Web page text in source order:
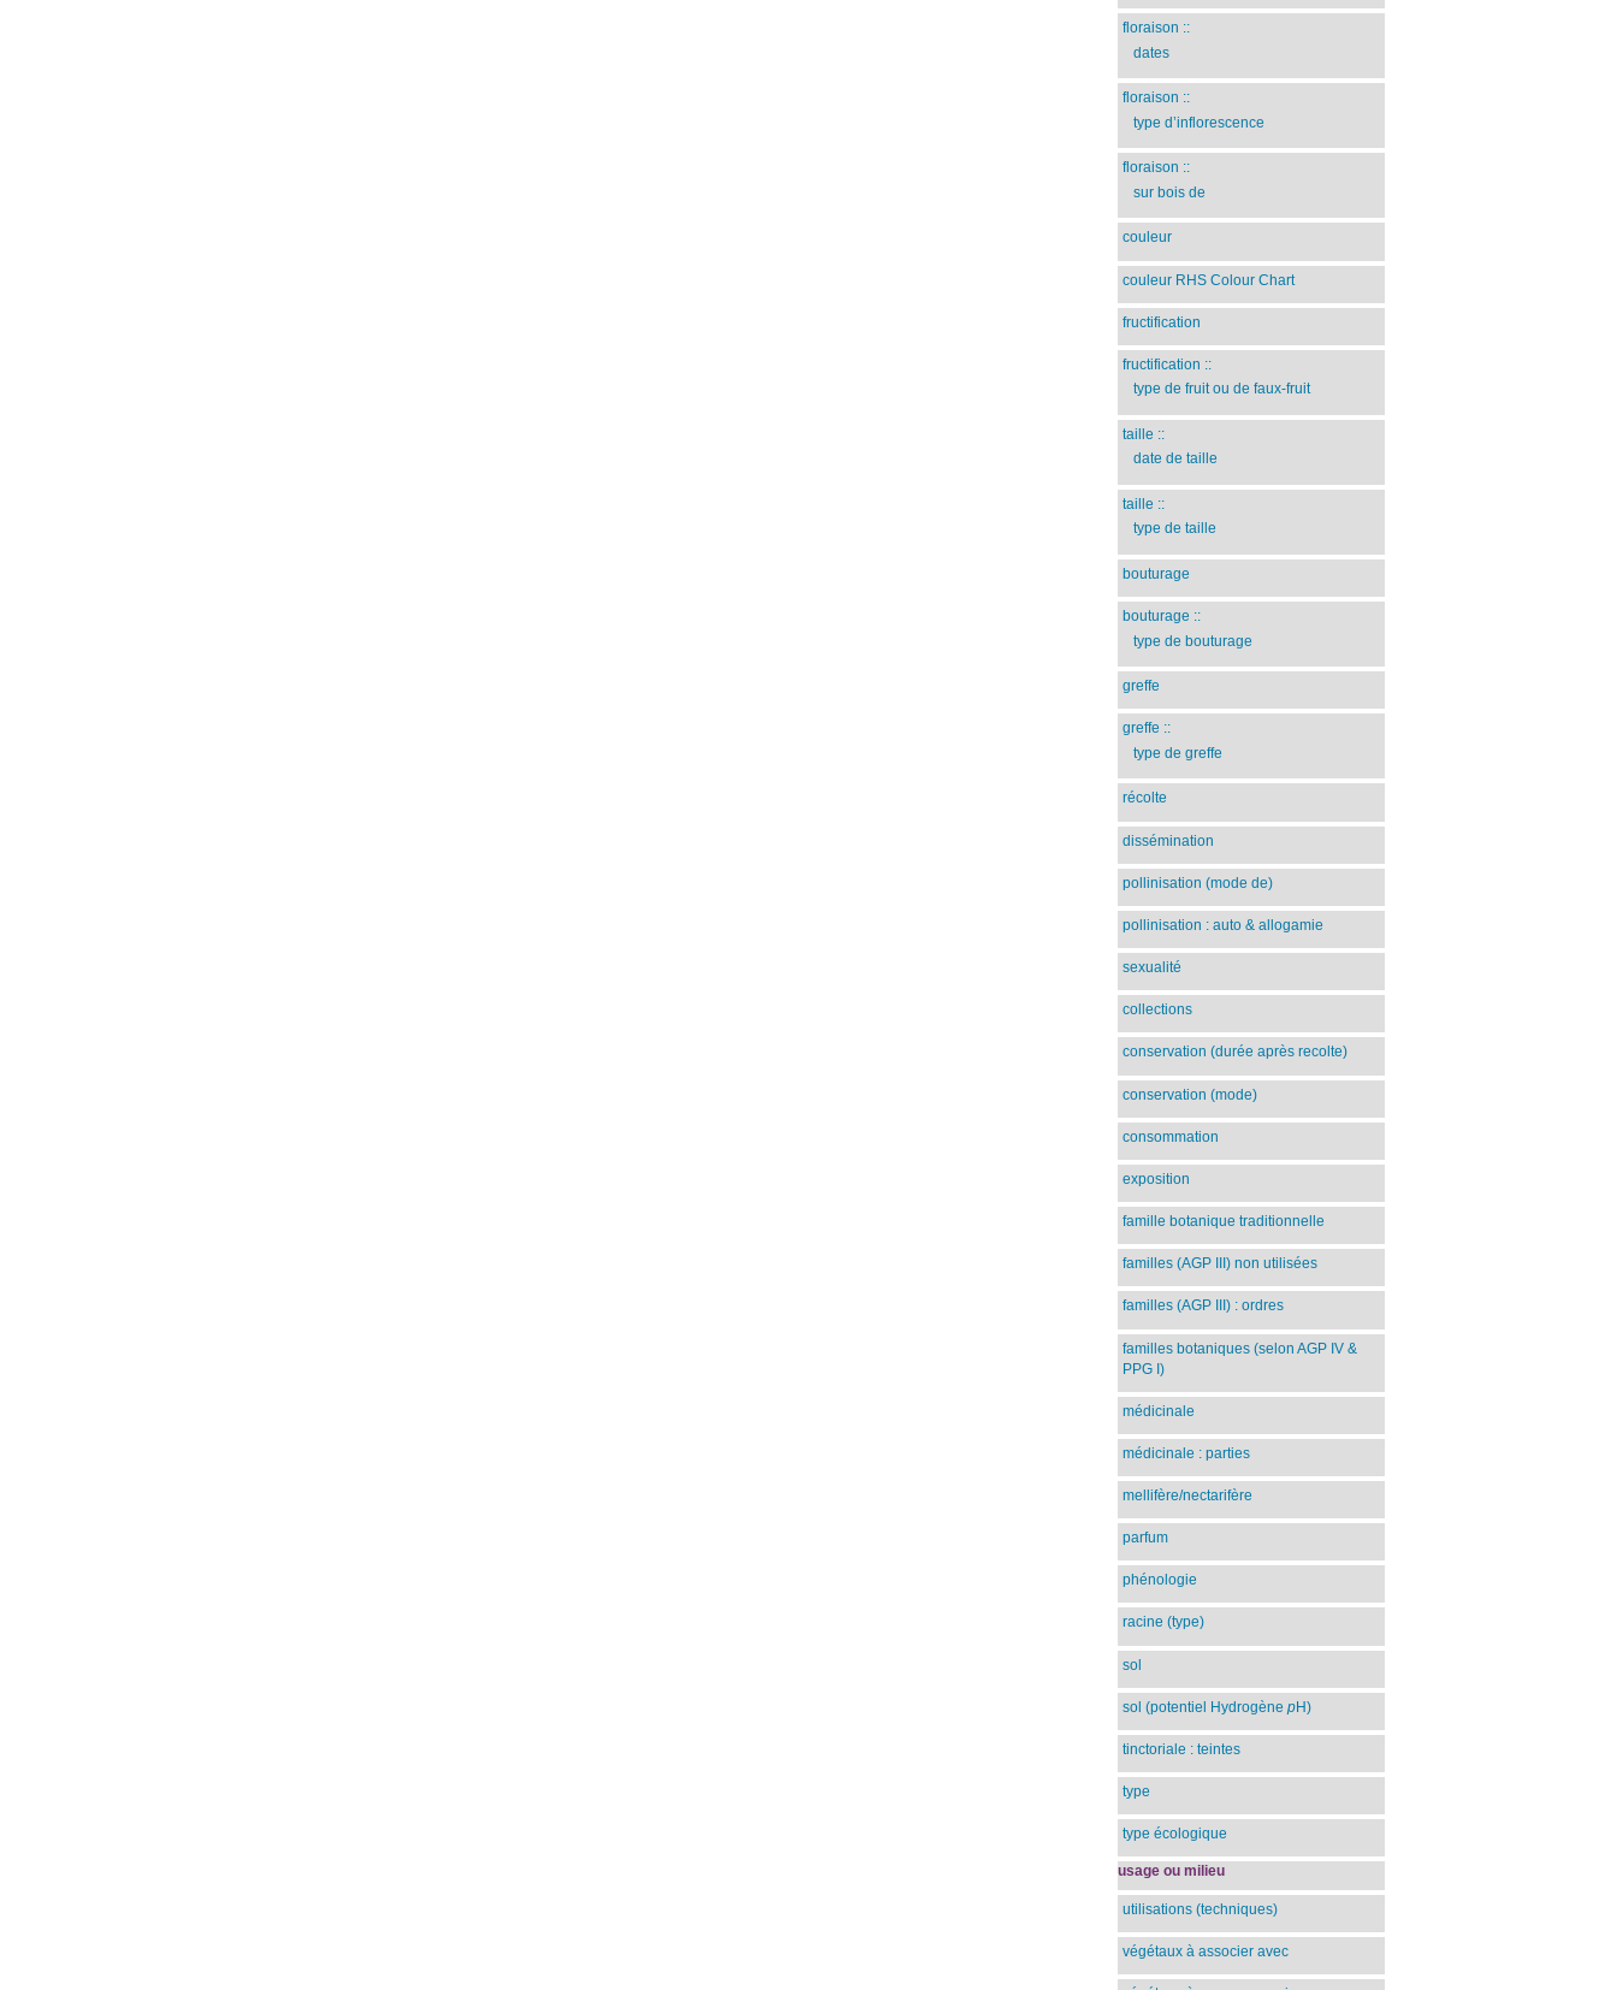
floraison ::
dates
floraison ::
type d’inflorescence
floraison ::
sur bois de
couleur
couleur RHS Colour Chart
fructification
fructification ::
type de fruit ou de faux-fruit
taille ::
date de taille
taille ::
type de taille
bouturage
bouturage ::
type de bouturage
greffe
greffe ::
type de greffe
récolte
dissémination
pollinisation (mode de)
pollinisation : auto & allogamie
sexualité
collections
conservation (durée après recolte)
conservation (mode)
consommation
exposition
famille botanique traditionnelle
familles (AGP III) non utilisées
familles (AGP III) : ordres
familles botaniques (selon AGP IV &
PPG I)
médicinale
médicinale : parties
mellifère/nectarifère
parfum
phénologie
racine (type)
sol
sol (potentiel HydrogènepH)
tinctoriale : teintes
type
type écologique
usage ou milieu
utilisations (techniques)
végétaux à associer avec